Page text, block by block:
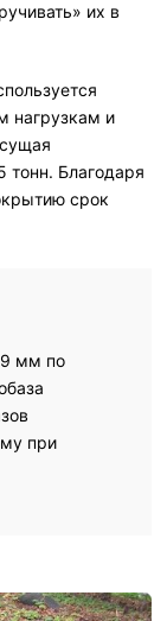
их в
нагрузкам и
тонн. Благодаря
срок
мм по
при